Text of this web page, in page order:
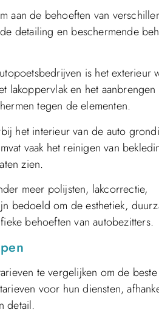
aan de behoeften van
detailing en beschermende
is het exterieur
lakoppervlak en het aanbrengen
tegen de elementen.
het interieur van de auto
vaak het reinigen van
zien.
meer polijsten, lakcorrectie,
bedoeld om de esthetiek,
behoeften van autobezitters.
te vergelijken om de
voor hun diensten,
detail.